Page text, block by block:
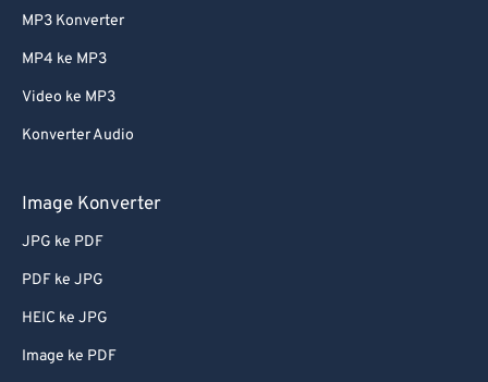
MP3 Konverter
MP4 ke MP3
Video ke MP3
Konverter Audio
Image Konverter
JPG ke PDF
PDF ke JPG
HEIC ke JPG
Image ke PDF